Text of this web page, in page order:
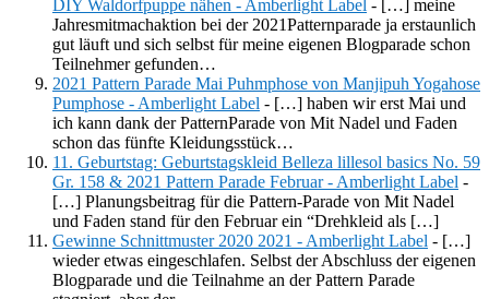
DIY Waldorfpuppe nähen - Amberlight Label - […] meine
Jahresmitmachaktion bei der 2021Patternparade ja erstaunlich
gut läuft und sich selbst für meine eigenen Blogparade schon
Teilnehmer gefunden…
2021 Pattern Parade Mai Puhmphose von Manjipuh Yogahose
Pumphose - Amberlight Label - […] haben wir erst Mai und
ich kann dank der PatternParade von Mit Nadel und Faden
schon das fünfte Kleidungsstück…
11. Geburtstag: Geburtstagskleid Belleza lillesol basics No. 59
Gr. 158 & 2021 Pattern Parade Februar - Amberlight Label -
[…] Planungsbeitrag für die Pattern-Parade von Mit Nadel
und Faden stand für den Februar ein “Drehkleid als […]
Gewinne Schnittmuster 2020 2021 - Amberlight Label - […]
wieder etwas eingeschlafen. Selbst der Abschluss der eigenen
Blogparade und die Teilnahme an der Pattern Parade